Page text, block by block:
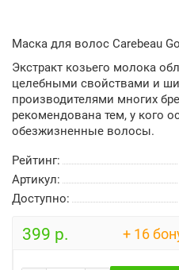
Маска для волос Carebeau
Экстракт козьего молока
целебными свойствами и
производителями многих
рекомендована тем, у кого
обезжизненные волосы.
Рейтинг:
Артикул:
Доступно:
399 р. + 16